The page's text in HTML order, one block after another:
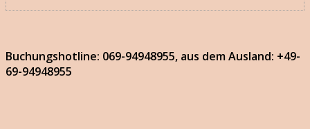
Buchungshotline: 069-94948955, aus dem Ausland: +49-
69-94948955